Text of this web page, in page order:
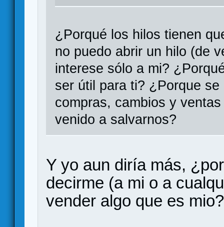
¿Porqué los hilos tienen
no puedo abrir un hilo (de
interese sólo a mi?
ser útil para ti? ¿Porque
compras, cambios y
venido a salvarnos?
Y yo aun diría más,
decirme (a mi o a
vender algo que es